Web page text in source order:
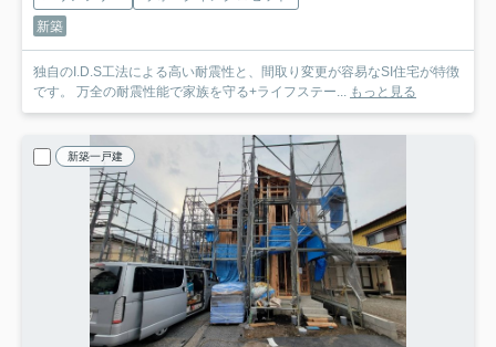
新築
独自のI.D.S工法による高い耐震性と、間取り変更が容易なSI住宅が特徴
です。 万全の耐震性能で家族を守る+ライフステー... もっと見る
新築一戸建